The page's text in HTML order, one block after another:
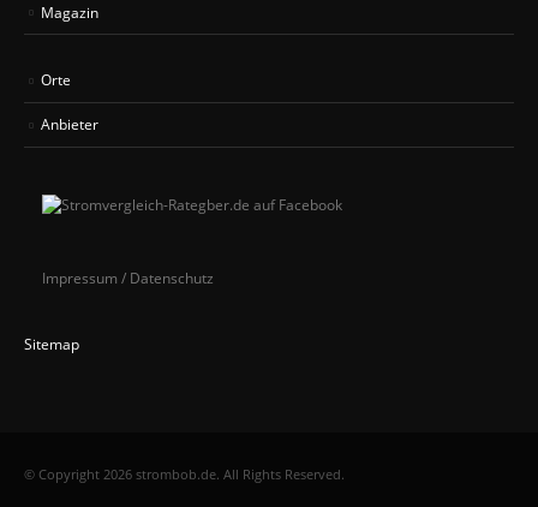
Magazin
Orte
Anbieter
Impressum / Datenschutz
Sitemap
© Copyright 2026 strombob.de. All Rights Reserved.